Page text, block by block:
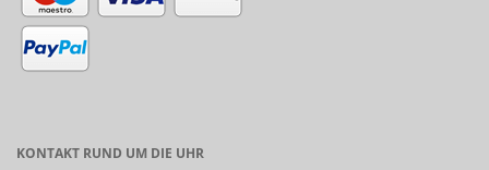
KONTAKT RUND UM DIE UHR